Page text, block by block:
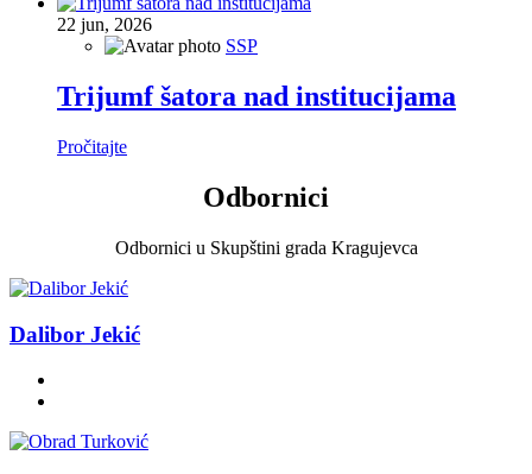
22 jun, 2026
SSP
Trijumf šatora nad institucijama
Pročitajte
Odbornici
Odbornici u Skupštini grada Kragujevca
Dalibor Jekić